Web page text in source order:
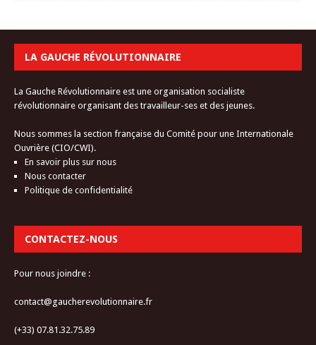
LA GAUCHE RÉVOLUTIONNAIRE
La Gauche Révolutionnaire est une organisation socialiste
révolutionnaire organisant des travailleur-ses et des jeunes.
Nous sommes la section française du Comité pour une Internationale
Ouvrière (CIO/CWI).
En savoir plus sur nous
Nous contacter
Politique de confidentialité
CONTACTEZ-NOUS
Pour nous joindre :
contact@gaucherevolutionnaire.fr
(+33) 07.81.32.75.89